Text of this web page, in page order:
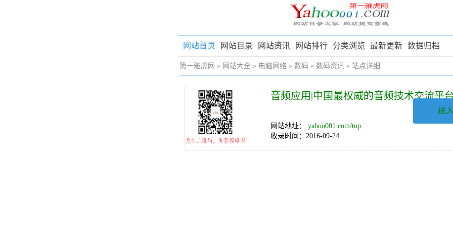
网站首页 网站目录 网站资讯 网站排行 分类浏览 最新更新 数据归档
第一雅虎网 » 网站大全 » 电脑网络 » 数码 » 数码资讯 » 站点详细
音频应用|中国最权威的音频技术交流平
网站地址： yahoo001.com/top
收录时间：2016-09-24
进